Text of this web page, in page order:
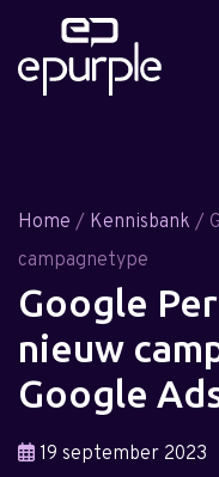
Home / Kennisbank /
campagnetype
Google
nieuw
Google
19 september 2023